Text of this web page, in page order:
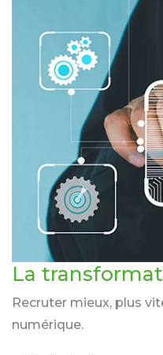
La
Recruter mieux, plus
numérique.